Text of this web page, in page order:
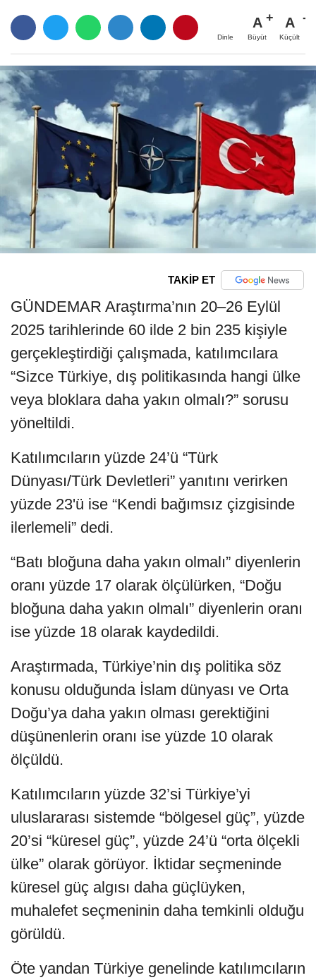
Dinle
A
Büyüt
A
Küçült
TAKİP ET
GÜNDEMAR Araştırma’nın 20–26 Eylül
2025 tarihlerinde 60 ilde 2 bin 235 kişiyle
gerçekleştirdiği çalışmada, katılımcılara
“Sizce Türkiye, dış politikasında hangi ülke
veya bloklara daha yakın olmalı?” sorusu
yöneltildi.
Katılımcıların yüzde 24’ü “Türk
Dünyası/Türk Devletleri” yanıtını verirken
yüzde 23'ü ise “Kendi bağımsız çizgisinde
ilerlemeli” dedi.
“Batı bloğuna daha yakın olmalı” diyenlerin
oranı yüzde 17 olarak ölçülürken, “Doğu
bloğuna daha yakın olmalı” diyenlerin oranı
ise yüzde 18 olarak kaydedildi.
Araştırmada, Türkiye’nin dış politika söz
konusu olduğunda İslam dünyası ve Orta
Doğu’ya daha yakın olması gerektiğini
düşünenlerin oranı ise yüzde 10 olarak
ölçüldü.
Katılımcıların yüzde 32’si Türkiye’yi
uluslararası sistemde “bölgesel güç”, yüzde
20’si “küresel güç”, yüzde 24’ü “orta ölçekli
ülke” olarak görüyor. İktidar seçmeninde
küresel güç algısı daha güçlüyken,
muhalefet seçmeninin daha temkinli olduğu
görüldü.
Öte yandan Türkiye genelinde katılımcıların